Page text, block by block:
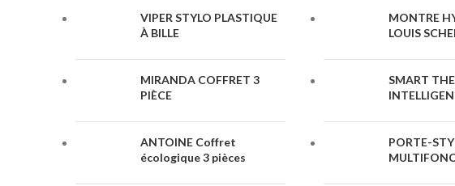
VIPER STYLO PLASTIQUE
À BILLE
MIRANDA COFFRET 3
PIÈCE
ANTOINE Coffret
écologique 3 pièces
MONTRE
LOUIS
SMART
PORTE-